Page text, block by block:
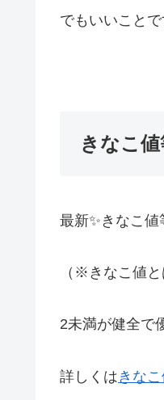
でもいいこと
きなこ
最新✨きなこ値
（※きなこ値
2未満が健全で
詳しくは きな